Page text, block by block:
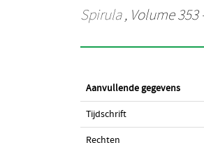
Spirula, Volume 353
Aanvullende gegevens
Tijdschrift
Rechten